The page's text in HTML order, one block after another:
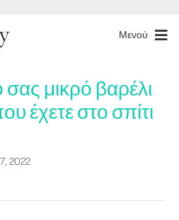
Μενού
σας μικρό βαρέλι
έχετε στο σπίτι
2022